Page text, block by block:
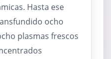
Hasta ese
ocho
plasmas frescos